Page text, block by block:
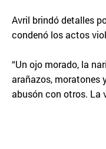
Avril brindó detalles
condenó los actos
“Un ojo morado, la
arañazos, moratones
abusón con otros. La